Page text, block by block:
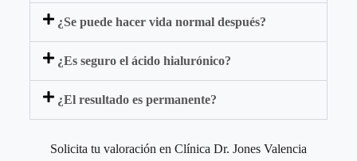
¿Se puede hacer vida normal después?
¿Es seguro el ácido hialurónico?
¿El resultado es permanente?
Solicita tu valoración en Clínica Dr. Jones Valencia